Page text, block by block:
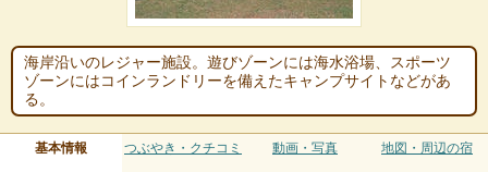
海岸沿いのレジャー施設。遊びゾーンには海水浴場、スポーツ
ゾーンにはコインランドリーを備えたキャンプサイトなどがあ
る。
基本情報 つぶやき・クチコミ 動画・写真 地図・周辺の宿